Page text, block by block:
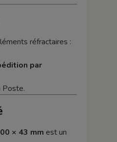
réfractaires :
par
Poste.
× 43 mm est un